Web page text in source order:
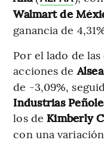
Walmart de
ganancia de
Por el lado de
acciones deAlsea
de -3,09%,
Industrias
los de Kimberly
con una